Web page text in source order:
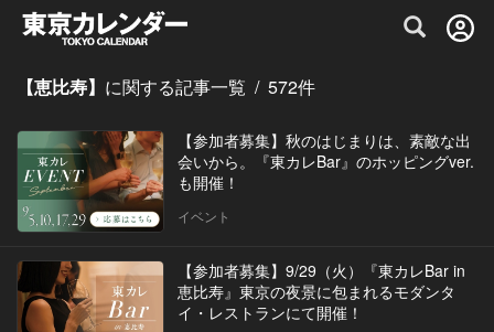
グルメ情報・プレミアムレストラン予約
【恵比寿】 に関する記事一覧 / 572件
【参加者募集】秋のはじまりは、素敵な出
会いから。『東カレBar』のホッピングver.
も開催！
イベント
【参加者募集】9/29（火）『東カレBar in
恵比寿』東京の夜景に包まれるモダンタ
イ・レストランにて開催！